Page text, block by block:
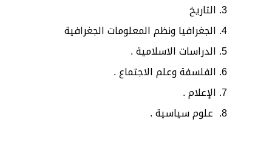
التاريخ
الجغرافيا ونظم المعلومات الجغرافية
الدراسات الاسلامية .
الفلسفة وعلم الاجتماع .
الإعلام .
علوم سياسية .